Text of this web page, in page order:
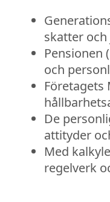
skatter
Pensionen
och
Företagets
De
attityder
Med
regelverk